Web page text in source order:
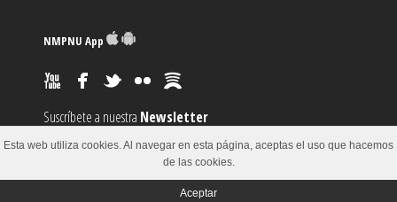
NMPNU App
Suscríbete a nuestra Newsletter
Suscríbete al canalRSS
Esta web utiliza cookies. Al navegar en esta página, aceptas el uso que hacemos
de las cookies.
Aceptar